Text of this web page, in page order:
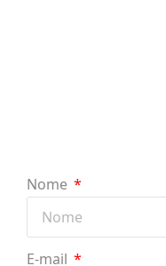
Nome
E-mail